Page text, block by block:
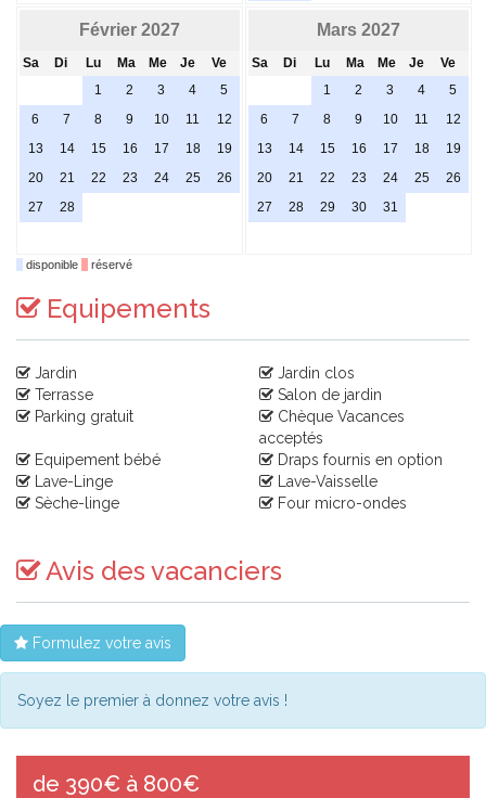
Février 2027
Sa Di Lu Ma Me Je
Ve
1
2 3 4
5
6
7 8 9 10 11
12
13
14 15 16 17 18
19
20
21 22 23 24 25
26
27
28
Mars 2027
Sa Di Lu Ma Me Je
Ve
1
2 3 4
5
6
7 8 9 10 11
12
13
14 15 16 17 18
19
20
21 22 23 24 25
26
27
28 29 30 31
disponible réservé
Equipements
Jardin
Jardin clos
Terrasse
Salon de jardin
Parking gratuit
Chèque Vacances
acceptés
Equipement bébé
Draps fournis en option
Lave-Linge
Lave-Vaisselle
Sèche-linge
Four micro-ondes
Avis des vacanciers
Formulez votre avis
Soyez le premier à donnez votre avis !
de 390€ à 800€